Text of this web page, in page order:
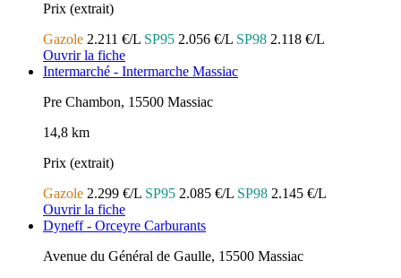
Prix (extrait)
Gazole 2.211 €/L SP95 2.056 €/L SP98 2.118 €/L
Ouvrir la fiche
Intermarché - Intermarche Massiac
Pre Chambon, 15500 Massiac
14,8 km
Prix (extrait)
Gazole 2.299 €/L SP95 2.085 €/L SP98 2.145 €/L
Ouvrir la fiche
Dyneff - Orceyre Carburants
Avenue du Général de Gaulle, 15500 Massiac